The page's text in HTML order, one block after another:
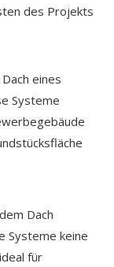
des Projekts
eines
Systeme
Dach
Systeme keine
für